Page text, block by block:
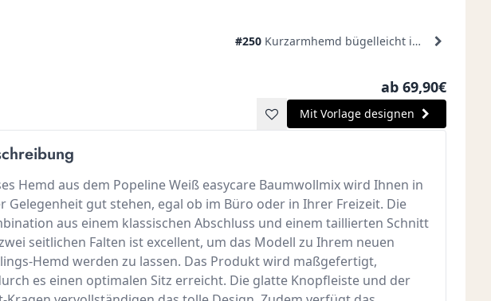
#250 Kurzarmhemd bügelleicht in Anthrazitgrau
ab 69,90€
Mit Vorlage designen
Hemd aus dem Popeline Weiß easycare Baumwollmix wird Ihnen in
Gelegenheit gut stehen, egal ob im Büro oder in Ihrer Freizeit. Die
aus einem klassischen Abschluss und einem taillierten Schnitt
seitlichen Falten ist excellent, um das Modell zu Ihrem neuen
Hemd werden zu lassen. Das Produkt wird maßgefertigt,
es einen optimalen Sitz erreicht. Die glatte Knopfleiste und der